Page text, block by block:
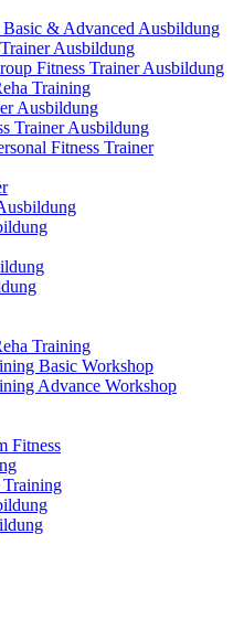
& Advanced Ausbildung
Ausbildung
Fitness Trainer Ausbildung
Training
Ausbildung
Trainer Ausbildung
Fitness Trainer
Training
Basic Workshop
Advance Workshop
Fitness